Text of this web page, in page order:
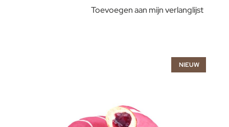
Toevoegen aan mijn verlanglijst
NIEUW